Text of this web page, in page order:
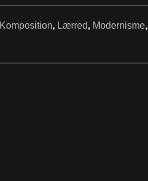
Komposition, Lærred, Modernisme,